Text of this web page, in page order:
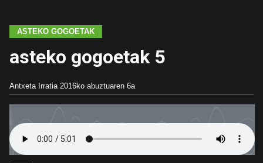
ASTEKO GOGOETAK
asteko gogoetak 5
Antxeta Irratia 2016ko abuztuaren 6a